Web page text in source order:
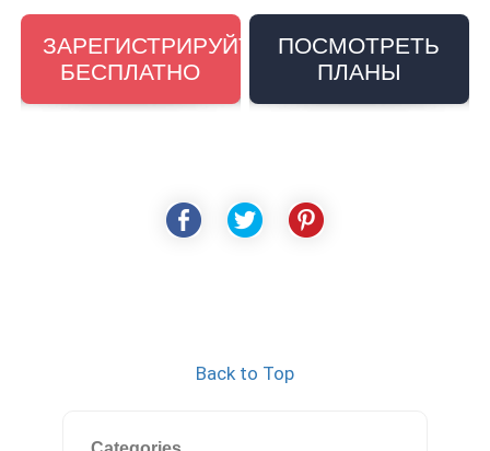
ЗАРЕГИСТРИРУЙТЕСЬ
БЕСПЛАТНО
ПОСМОТРЕТЬ
ПЛАНЫ
Back to Top